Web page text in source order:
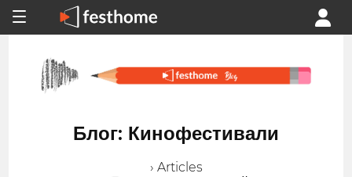
Блог: Кинофестивали
› Articles